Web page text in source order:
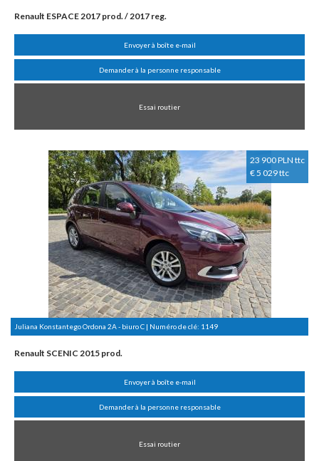
Renault ESPACE 2017 prod. / 2017 reg.
Envoyer à boîte e-mail
Demander à la personne responsable
Essai routier
23 900 PLN ttc
€ 5 029 ttc
Juliana Konstantego Ordona 2A - biuro C | Numéro de clé: 1149
Renault SCENIC 2015 prod.
Envoyer à boîte e-mail
Demander à la personne responsable
Essai routier